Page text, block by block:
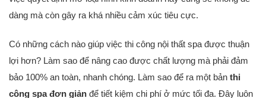
dàng mà còn gây ra khá nhiều cảm xúc tiêu cực.
Có những cách nào giúp việc thi công nội thất spa được thuận
lợi hơn? Làm sao để nâng cao được chất lượng mà phải đảm
bảo 100% an toàn, nhanh chóng. Làm sao để ra một bản thi
công spa đơn giản để tiết kiệm chi phí ở mức tối đa. Đây luôn